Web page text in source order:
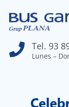
 Tel. 93
Lunes –